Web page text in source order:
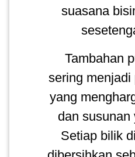
suasana
Tambahan
sering
yang
dan susunan
Setiap bilik